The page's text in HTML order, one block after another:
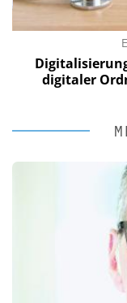
digitaler